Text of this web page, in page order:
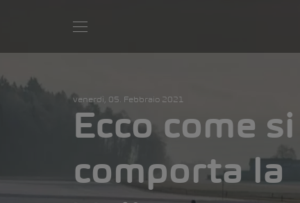
venerdì, 05. Febbraio 2021
Ecco come si
comporta la